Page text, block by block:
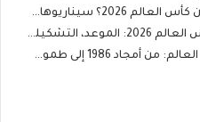
رينارد بعد صدمة السويد
والقنوات الناقلة
إلى طموح مونديال 2026